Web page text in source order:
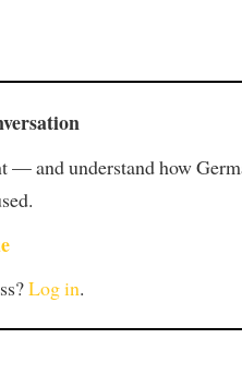
— and understand how
Log in.